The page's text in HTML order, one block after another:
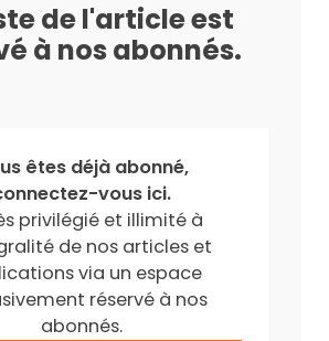
de l'article est
à nos abonnés.
êtes déjà abonné,
vous ici.
privilégié et illimité à
de nos articles et
via un espace
réservé à nos
abonnés.